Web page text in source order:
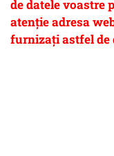
de datele voastre
atenție adresa
furnizați astfel de